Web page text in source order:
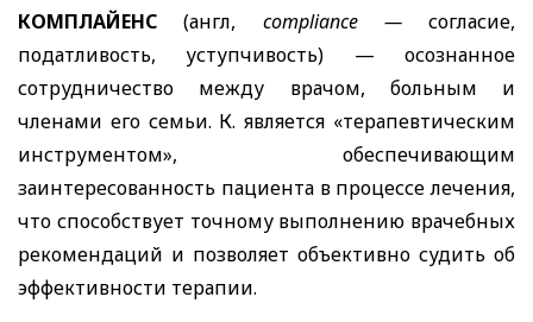
КОМПЛАЙЕНС(англ, compliance— согласие,
податливость, уступчивость) — осознанное
сотрудничество между врачом, больным и
членами его семьи. К. является «терапевтическим
инструментом», обеспечивающим
заинтересованность пациента в процессе лечения,
что способствует точному выполнению врачебных
рекомендаций и позволяет объективно судить об
эффективности терапии.